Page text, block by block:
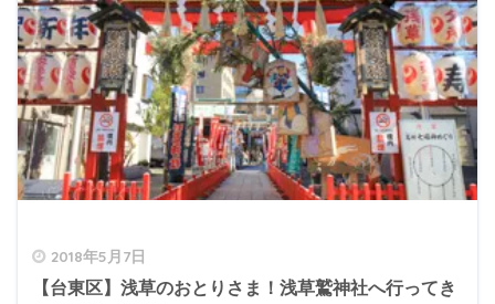
2018年5月7日
【台東区】浅草のおとりさま！浅草鷲神社へ行ってき